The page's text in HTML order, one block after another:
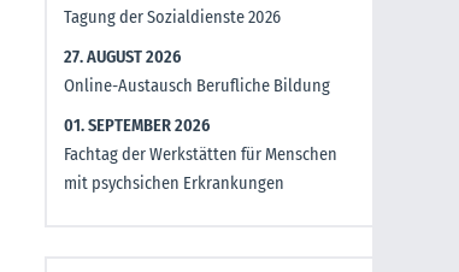
Tagung der Sozialdienste 2026
27. AUGUST 2026
Online-Austausch Berufliche Bildung
01. SEPTEMBER 2026
Fachtag der Werkstätten für Menschen
mit psychsichen Erkrankungen